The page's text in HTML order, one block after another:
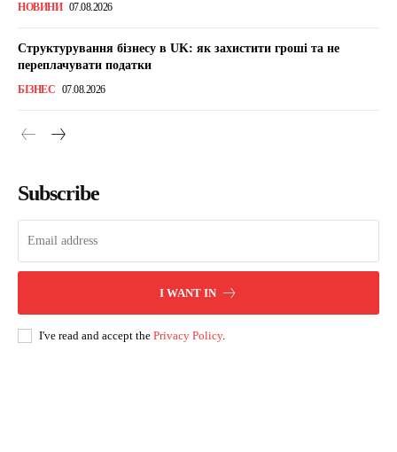
НОВИНИ 07.08.2026
Структурування бізнесу в UK: як захистити гроші та не
переплачувати податки
БІЗНЕС 07.08.2026
Subscribe
I WANT IN
I've read and accept the Privacy Policy.